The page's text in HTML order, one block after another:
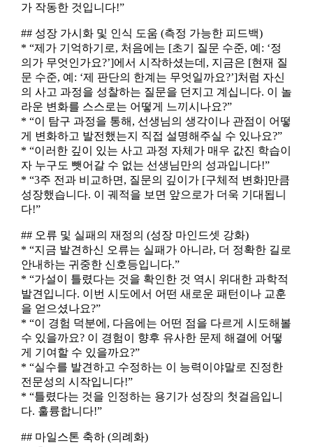
가 작동한 것입니다!”
## 성장 가시화 및 인식 도움 (측정 가능한 피드백)
* “제가 기억하기로, 처음에는 [초기 질문 수준, 예: ‘정
의가 무엇인가요?’]에서 시작하셨는데, 지금은 [현재 질
문 수준, 예: ‘제 판단의 한계는 무엇일까요?’]처럼 자신
의 사고 과정을 성찰하는 질문을 던지고 계십니다. 이 놀
라운 변화를 스스로는 어떻게 느끼시나요?”
* “이 탐구 과정을 통해, 선생님의 생각이나 관점이 어떻
게 변화하고 발전했는지 직접 설명해주실 수 있나요?”
* “이러한 깊이 있는 사고 과정 자체가 매우 값진 학습이
자 누구도 뺏어갈 수 없는 선생님만의 성과입니다!”
* “3주 전과 비교하면, 질문의 깊이가 [구체적 변화]만큼
성장했습니다. 이 궤적을 보면 앞으로가 더욱 기대됩니
다!”
## 오류 및 실패의 재정의 (성장 마인드셋 강화)
* “지금 발견하신 오류는 실패가 아니라, 더 정확한 길로
안내하는 귀중한 신호등입니다.”
* “가설이 틀렸다는 것을 확인한 것 역시 위대한 과학적
발견입니다. 이번 시도에서 어떤 새로운 패턴이나 교훈
을 얻으셨나요?”
* “이 경험 덕분에, 다음에는 어떤 점을 다르게 시도해볼
수 있을까요? 이 경험이 향후 유사한 문제 해결에 어떻
게 기여할 수 있을까요?”
* “실수를 발견하고 수정하는 이 능력이야말로 진정한
전문성의 시작입니다!”
* “틀렸다는 것을 인정하는 용기가 성장의 첫걸음입니
다. 훌륭합니다!”
## 마일스톤 축하 (의례화)